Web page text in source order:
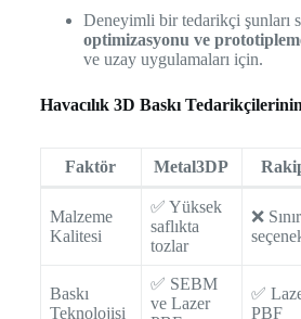
Deneyimli bir tedarikçi şunları
optimizasyonu ve
ve uzay uygulamaları için.
Havacılık 3D Baskı Tedarikçilerinin
Faktör Metal3DP
Malzeme
Kalitesi
✅ Yüksek
saflıkta
tozlar
❌
Baskı
Teknolojisi
✅ SEBM
ve Lazer
✅
PBF